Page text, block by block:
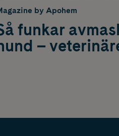
by Apohem
funkar
–